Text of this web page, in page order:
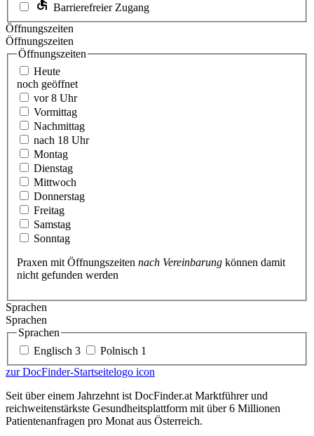
Barrierefreier Zugang
Öffnungszeiten
Öffnungszeiten
Öffnungszeiten
Heute
noch geöffnet
vor 8 Uhr
Vormittag
Nachmittag
nach 18 Uhr
Montag
Dienstag
Mittwoch
Donnerstag
Freitag
Samstag
Sonntag
Praxen mit Öffnungszeiten nach Vereinbarung können damit
nicht gefunden werden
Sprachen
Sprachen
Sprachen
Englisch 3 Polnisch 1
zur DocFinder-Startseitelogo icon
Seit über einem Jahrzehnt ist DocFinder.at Marktführer und
reichweitenstärkste Gesundheitsplattform mit über 6 Millionen
Patientenanfragen pro Monat aus Österreich.